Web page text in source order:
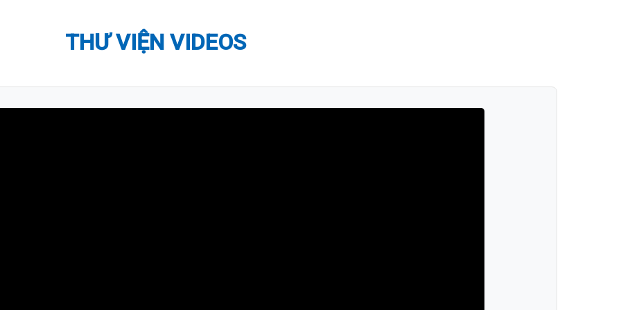
THƯ VIỆN VIDEOS